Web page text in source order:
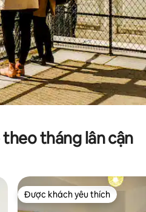
tháng lân cận
Được khách yêu thích
Được khách yêu thích